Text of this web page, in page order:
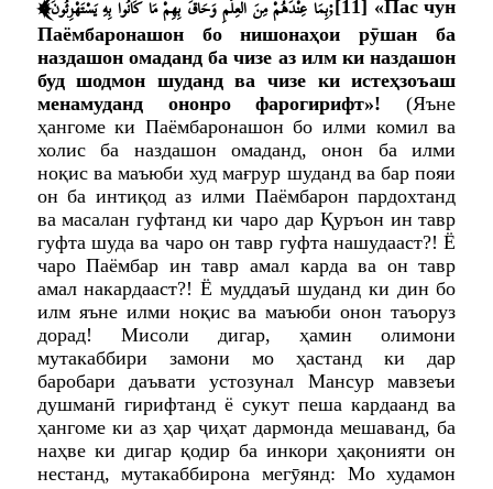
بِمَا عِنْدَهُمْ مِنَ الْعِلْمِ وَحَاقَ بِهِمْ مَا كَانُوا بِهِ يَسْتَهْزِئُونَ; [11] «Пас чун
Паёмбаронашон бо нишонаҳои рӯшан ба
наздашон омаданд ба чизе аз илм ки наздашон
буд шодмон шуданд ва чизе ки истеҳзоъаш
менамуданд ононро фарогирифт»! (Яъне
ҳангоме ки Паёмбаронашон бо илми комил ва
холис ба наздашон омаданд, онон ба илми
ноқис ва маъюби худ мағрур шуданд ва бар пояи
он ба интиқод аз илми Паёмбарон пардохтанд
ва масалан гуфтанд ки чаро дар Қуръон ин тавр
гуфта шуда ва чаро он тавр гуфта нашудааст?! Ё
чаро Паёмбар ин тавр амал карда ва он тавр
амал накардааст?! Ё муддаъӣ шуданд ки дин бо
илм яъне илми ноқис ва маъюби онон таъоруз
дорад! Мисоли дигар, ҳамин олимони
мутакаббири замони мо ҳастанд ки дар
баробари даъвати устозунал Мансур мавзеъи
душманӣ гирифтанд ё сукут пеша кардаанд ва
ҳангоме ки аз ҳар ҷиҳат дармонда мешаванд, ба
наҳве ки дигар қодир ба инкори ҳақонияти он
нестанд, мутакаббирона мегӯянд: Мо худамон